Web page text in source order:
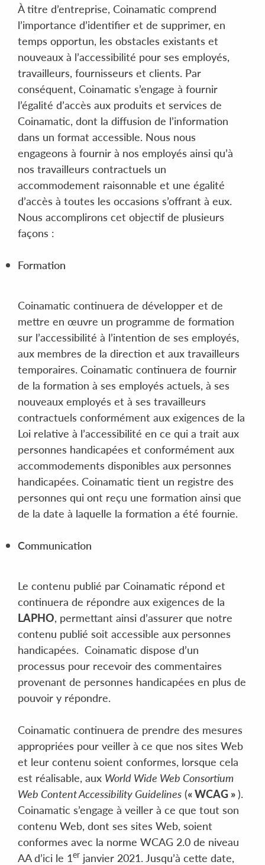
À titre d’entreprise, Coinamatic comprend
l’importance d’identifier et de supprimer, en
temps opportun, les obstacles existants et
nouveaux à l’accessibilité pour ses employés,
travailleurs, fournisseurs et clients. Par
conséquent, Coinamatic s’engage à fournir
l’égalité d’accès aux produits et services de
Coinamatic, dont la diffusion de l’information
dans un format accessible. Nous nous
engageons à fournir à nos employés ainsi qu’à
nos travailleurs contractuels un
accommodement raisonnable et une égalité
d’accès à toutes les occasions s’offrant à eux.
Nous accomplirons cet objectif de plusieurs
façons :
Formation
Coinamatic continuera de développer et de
mettre en œuvre un programme de formation
sur l’accessibilité à l’intention de ses employés,
aux membres de la direction et aux travailleurs
temporaires. Coinamatic continuera de fournir
de la formation à ses employés actuels, à ses
nouveaux employés et à ses travailleurs
contractuels conformément aux exigences de la
Loi relative à l’accessibilité en ce qui a trait aux
personnes handicapées et conformément aux
accommodements disponibles aux personnes
handicapées. Coinamatic tient un registre des
personnes qui ont reçu une formation ainsi que
de la date à laquelle la formation a été fournie.
Communication
Le contenu publié par Coinamatic répond et
continuera de répondre aux exigences de la
LAPHO, permettant ainsi d’assurer que notre
contenu publié soit accessible aux personnes
handicapées. Coinamatic dispose d’un
processus pour recevoir des commentaires
provenant de personnes handicapées en plus de
pouvoir y répondre.
Coinamatic continuera de prendre des mesures
appropriées pour veiller à ce que nos sites Web
et leur contenu soient conformes, lorsque cela
est réalisable, aux World Wide Web Consortium
Web Content Accessibility Guidelines (« WCAG »).
Coinamatic s’engage à veiller à ce que tout son
contenu Web, dont ses sites Web, soient
conformes avec la norme WCAG 2.0 de niveau
AA d’ici le 1er janvier 2021. Jusqu’à cette date,